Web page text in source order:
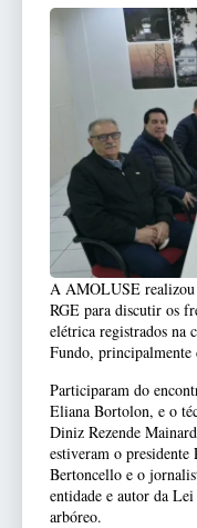
A AMOLUSE
RGE para discutir os
elétrica registrados na
Fundo, principalmente
Participaram do
Eliana Bortolon, e o
Diniz Rezende
estiveram o
Bertoncello e o
entidade e autor da
arbóreo.